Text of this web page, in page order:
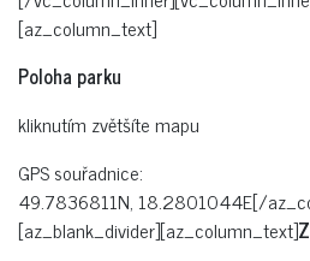
[az_column_text]
Poloha parku
kliknutím zvětšíte mapu
GPS souřadnice:
49.7836811N, 18.2801044E[/
[az_blank_divider][az_column_text]